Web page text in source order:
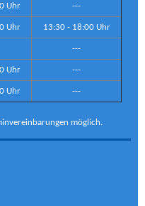
Uhr ---
Uhr 13:30 - 18:00 Uhr
---
Uhr ---
Uhr ---
möglich.